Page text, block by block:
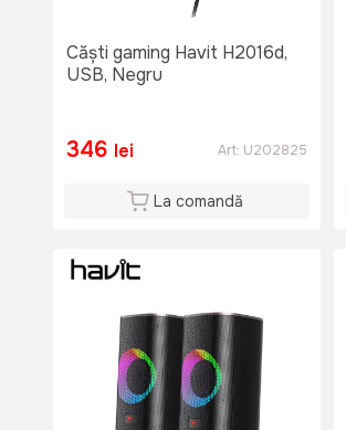
Căști gaming Havit H2016d,
USB, Negru
346 lei Art: U202825
La comandă